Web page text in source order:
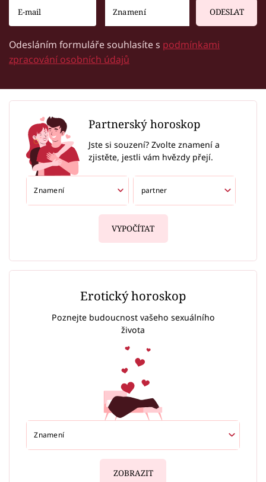
ODESLAT
Odesláním formuláře souhlasíte s podmínkami
zpracování osobních údajů
Partnerský horoskop
Jste si souzení? Zvolte znamení a
zjistěte, jestli vám hvězdy přejí.
VYPOČÍTAT
Erotický horoskop
Poznejte budoucnost vašeho sexuálního
života
ZOBRAZIT